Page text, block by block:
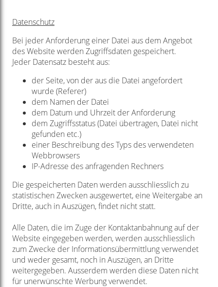
Datenschutz
Bei jeder Anforderung einer Datei aus dem Angebot
des Website werden Zugriffsdaten gespeichert.
Jeder Datensatz besteht aus:
der Seite, von der aus die Datei angefordert
wurde (Referer)
dem Namen der Datei
dem Datum und Uhrzeit der Anforderung
dem Zugriffsstatus (Datei übertragen, Datei nicht
gefunden etc.)
einer Beschreibung des Typs des verwendeten
Webbrowsers
IP-Adresse des anfragenden Rechners
Die gespeicherten Daten werden ausschliesslich zu
statistischen Zwecken ausgewertet, eine Weitergabe an
Dritte, auch in Auszügen, findet nicht statt.
Alle Daten, die im Zuge der Kontaktanbahnung auf der
Website eingegeben werden, werden ausschliesslich
zum Zwecke der Informationsübermittlung verwendet
und weder gesamt, noch in Auszügen, an Dritte
weitergegeben. Ausserdem werden diese Daten nicht
für unerwünschte Werbung verwendet.